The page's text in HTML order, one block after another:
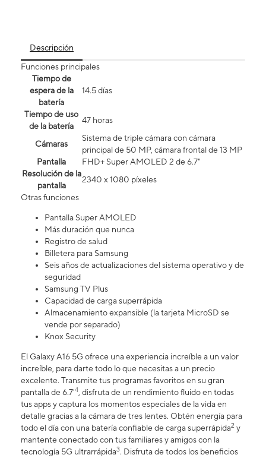
Descripción
Funciones principales
Tiempo de
espera de la
batería
14.5 días
Tiempo de uso
de la batería
47 horas
Cámaras
Sistema de triple cámara con cámara
principal de 50 MP, cámara frontal de 13 MP
Pantalla
FHD+ Super AMOLED 2 de 6.7"
Resolución de la
pantalla
2340 x 1080 píxeles
Otras funciones
Pantalla Super AMOLED
Más duración que nunca
Registro de salud
Billetera para Samsung
Seis años de actualizaciones del sistema operativo y de
seguridad
Samsung TV Plus
Capacidad de carga superrápida
Almacenamiento expansible (la tarjeta MicroSD se
vende por separado)
Knox Security
El Galaxy A16 5G ofrece una experiencia increíble a un valor
increíble, para darte todo lo que necesitas a un precio
excelente. Transmite tus programas favoritos en su gran
pantalla de 6.7"1, disfruta de un rendimiento fluido en todas
tus apps y captura los momentos especiales de la vida en
detalle gracias a la cámara de tres lentes. Obtén energía para
todo el día con una batería confiable de carga superrápida2 y
mantente conectado con tus familiares y amigos con la
tecnología 5G ultrarrápida3. Disfruta de todos los beneficios